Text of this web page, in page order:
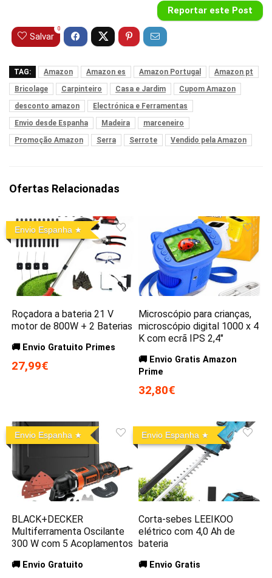
Reportar este Post
Salvar
0
TAG: Amazon Amazon es Amazon Portugal
Amazon pt
Bricolage
Carpinteiro Casa e Jardim
Cupom Amazon
desconto amazon
Electrónica e Ferramentas
Envio desde Espanha
Madeira
marceneiro
Promoção Amazon
Serra Serrote Vendido pela Amazon
Ofertas Relacionadas
Envio Espanha
Roçadora a bateria 21 V
motor de 800W + 2 Baterias
🚚 Envio Gratuito Primes
27,99€
Microscópio para crianças,
microscópio digital 1000 x 4
K com ecrã IPS 2,4″
🚚 Envio Gratis Amazon
Prime
32,80€
Envio Espanha
BLACK+DECKER
Multiferramenta Oscilante
300 W com 5 Acoplamentos
🚚 Envio Gratuito
Envio Espanha
Corta-sebes LEEIKOO
elétrico com 4,0 Ah de
bateria
🚚 Envio Gratis